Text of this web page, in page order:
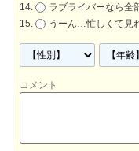
ラブライバーなら全
うーん…忙しくて見
コメント